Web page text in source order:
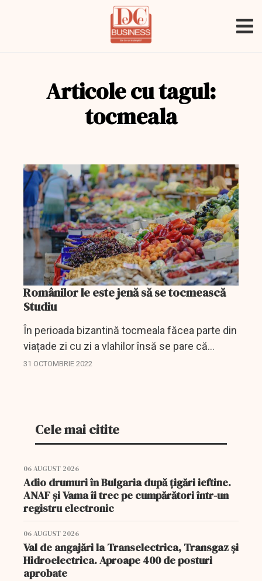
Articole cu tagul:
tocmeala
Românilor le este jenă să se tocmească
Studiu
În perioada bizantină tocmeala făcea parte din
viațade zi cu zi a vlahilor însă se pare că
această cutumă nu numai că a dispărut dar a
31 OCTOMBRIE 2022
Cele mai citite
06 AUGUST 2026
Adio drumuri în Bulgaria după țigări ieftine.
ANAF și Vama îi trec pe cumpărători într-un
registru electronic
06 AUGUST 2026
Val de angajări la Transelectrica, Transgaz și
Hidroelectrica. Aproape 400 de posturi
aprobate